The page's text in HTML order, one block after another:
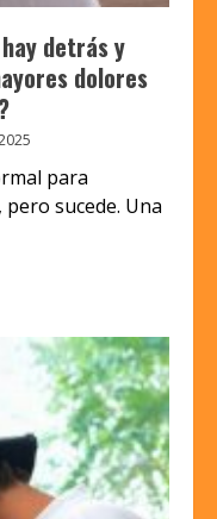
detrás y
dolores
para
sucede. Una